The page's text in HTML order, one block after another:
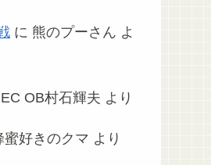
に 熊のプーさん よ
OB村石輝夫 より
蜜好きのクマ より